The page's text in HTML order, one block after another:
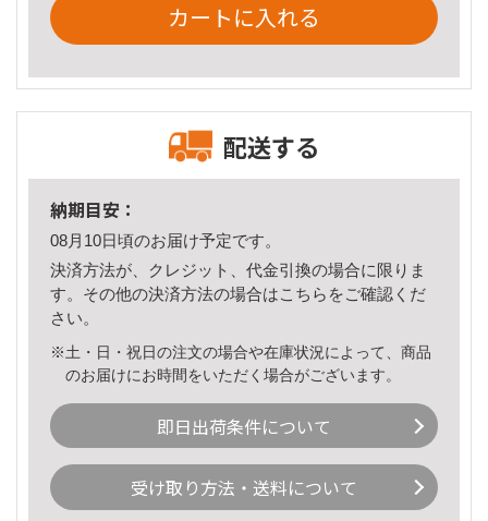
カートに入れる
配送する
納期目安：
08月10日頃のお届け予定です。
決済方法が、クレジット、代金引換の場合に限りま
す。その他の決済方法の場合はこちら をご確認くだ
さい。
※土・日・祝日の注文の場合や在庫状況によって、商品
のお届けにお時間をいただく場合がございます。
即日出荷条件について
受け取り方法・送料について